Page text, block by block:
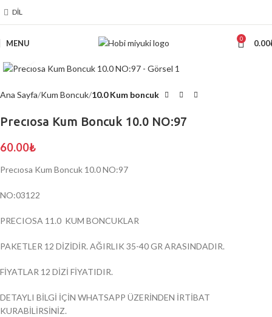
DIL
MENU 0 0.00
Ana Sayfa Kum Boncuk 10.0 Kum boncuk
Precıosa Kum Boncuk 10.0 NO:97
60.00₺
Precıosa Kum Boncuk 10.0 NO:97
NO:03122
PRECIOSA 11.0 KUM BONCUKLAR
PAKETLER 12 DİZİDİR. AĞIRLIK 35-40 GR ARASINDADIR.
FİYATLAR 12 DİZİ FİYATIDIR.
DETAYLI BİLGİ İÇİN WHATSAPP ÜZERİNDEN İRTİBAT
KURABİLİRSİNİZ.